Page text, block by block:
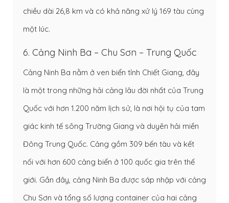
chiều dài 26,8 km và có khả năng xử lý 169 tàu cùng
một lúc.
6. Cảng Ninh Ba – Chu Sơn – Trung Quốc
Cảng Ninh Ba nằm ở ven biển tỉnh Chiết Giang, đây
là một trong những hải cảng lâu đời nhất của Trung
Quốc với hơn 1.200 năm lịch sử, là nơi hội tụ của tam
giác kinh tế sông Trường Giang và duyên hải miền
Đông Trung Quốc. Cảng gồm 309 bến tàu và kết
nối với hơn 600 cảng biển ở 100 quốc gia trên thế
giới. Gần đây, cảng Ninh Ba được sáp nhập với cảng
Chu Sơn và tổng số lượng container của hai cảng